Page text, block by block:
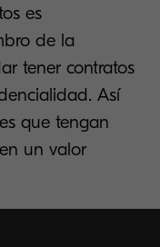
es
de la
tener contratos
Así
que tengan
un valor